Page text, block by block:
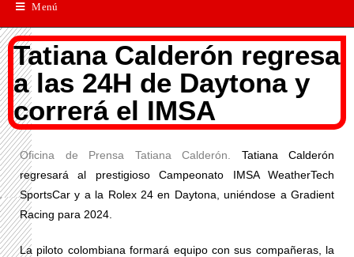
Menú
Tatiana Calderón regresa
a las 24H de Daytona y
correrá el IMSA
Oficina de Prensa Tatiana Calderón.
Tatiana Calderón
regresará al prestigioso Campeonato IMSA WeatherTech
SportsCar y a la Rolex 24 en Daytona, uniéndose a Gradient
Racing para 2024.
La piloto colombiana formará equipo con sus compañeras, la